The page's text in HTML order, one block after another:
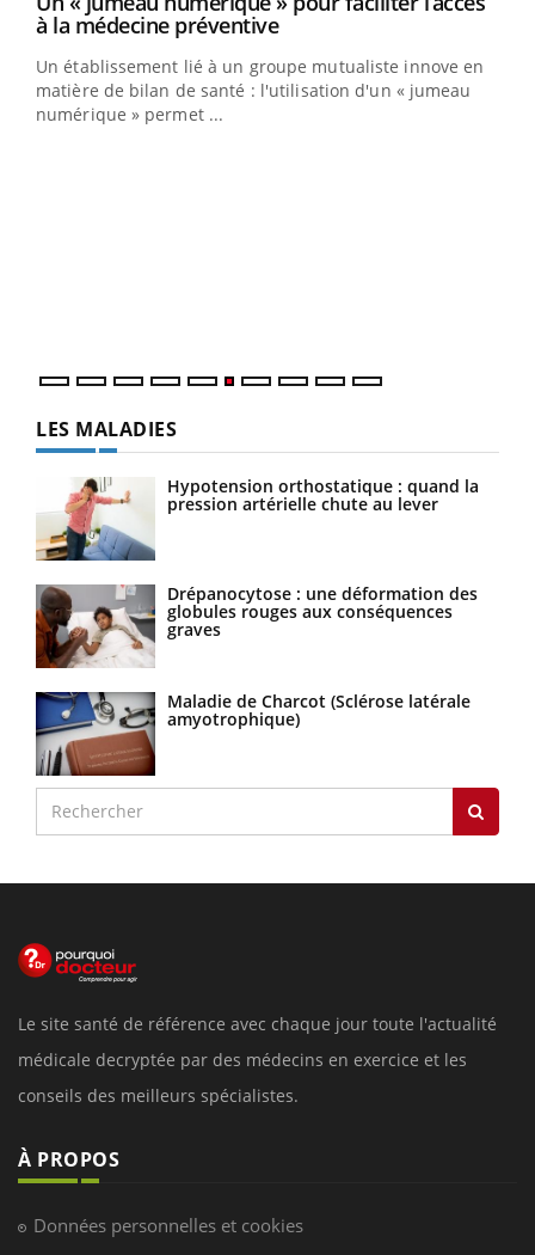
à la médecine préventiveYoutube
Un établissement lié à un groupe mutualiste innove en
matière de bilan de santé : l'utilisation d'un « jumeau
numérique » permet ...
LES MALADIES
Hypotension orthostatique : quand la
pression artérielle chute au lever
Drépanocytose : une déformation des
globules rouges aux conséquences
graves
Maladie de Charcot (Sclérose latérale
amyotrophique)
Le site santé de référence avec chaque jour toute l'actualité
médicale decryptée par des médecins en exercice et les
conseils des meilleurs spécialistes.
À PROPOS
Données personnelles et cookies